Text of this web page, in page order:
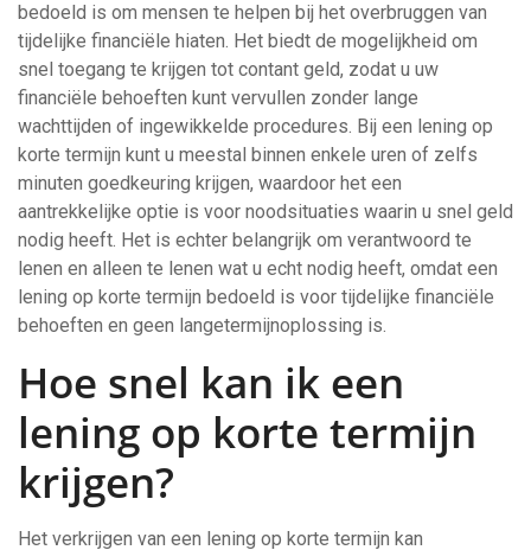
bedoeld is om mensen te helpen bij het overbruggen van
tijdelijke financiële hiaten. Het biedt de mogelijkheid om
snel toegang te krijgen tot contant geld, zodat u uw
financiële behoeften kunt vervullen zonder lange
wachttijden of ingewikkelde procedures. Bij een lening op
korte termijn kunt u meestal binnen enkele uren of zelfs
minuten goedkeuring krijgen, waardoor het een
aantrekkelijke optie is voor noodsituaties waarin u snel geld
nodig heeft. Het is echter belangrijk om verantwoord te
lenen en alleen te lenen wat u echt nodig heeft, omdat een
lening op korte termijn bedoeld is voor tijdelijke financiële
behoeften en geen langetermijnoplossing is.
Hoe snel kan ik een
lening op korte termijn
krijgen?
Het verkrijgen van een lening op korte termijn kan